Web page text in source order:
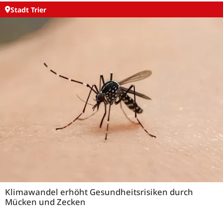
Stadt Trier
Klimawandel erhöht Gesundheitsrisiken durch
Mücken und Zecken